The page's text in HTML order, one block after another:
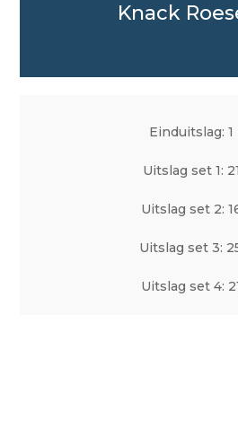
Knack
Einduitslag: 1
Uitslag set 1:
Uitslag set 2:
Uitslag set 3:
Uitslag set 4: